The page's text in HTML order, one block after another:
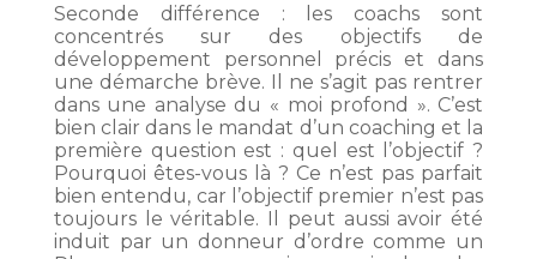
Seconde différence : les coachs sont
concentrés sur des objectifs de
développement personnel précis et dans
une démarche brève. Il ne s’agit pas rentrer
dans une analyse du « moi profond ». C’est
bien clair dans le mandat d’un coaching et la
première question est : quel est l’objectif ?
Pourquoi êtes-vous là ? Ce n’est pas parfait
bien entendu, car l’objectif premier n’est pas
toujours le véritable. Il peut aussi avoir été
induit par un donneur d’ordre comme un